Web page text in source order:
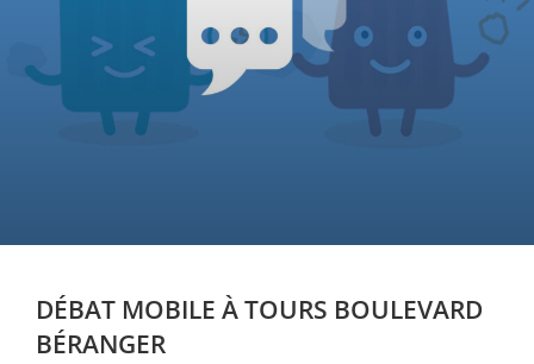
DÉBAT MOBILE À TOURS BOULEVARD
BÉRANGER